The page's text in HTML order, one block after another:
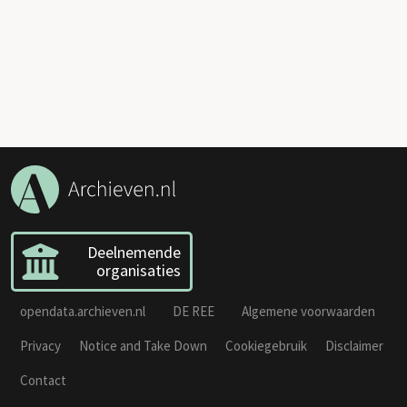
Deelnemende
organisaties
opendata.archieven.nl DE REE
Algemene voorwaarden
Privacy
Notice and Take Down Cookiegebruik
Disclaimer
Contact